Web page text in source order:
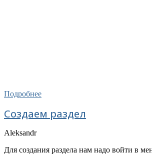
Подробнее
Создаем раздел
Aleksandr
Для создания раздела нам надо войти в